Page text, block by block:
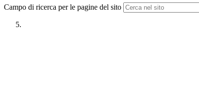
Campo di ricerca per le pagine del sito